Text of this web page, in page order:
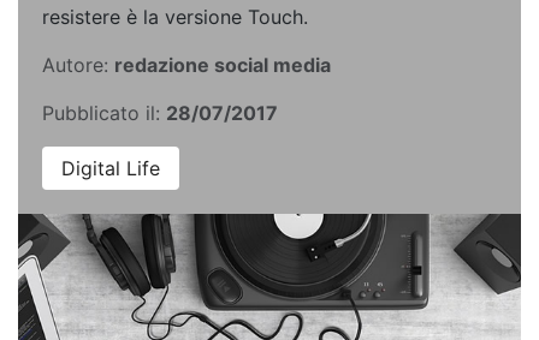
resistere è la versione Touch.
Autore: redazione social media
Pubblicato il: 28/07/2017
Digital Life